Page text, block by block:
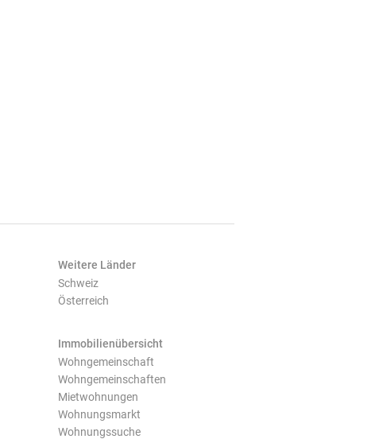
Weitere Länder
Schweiz
Österreich
Immobilienübersicht
Wohngemeinschaft
Wohngemeinschaften
Mietwohnungen
Wohnungsmarkt
Wohnungssuche